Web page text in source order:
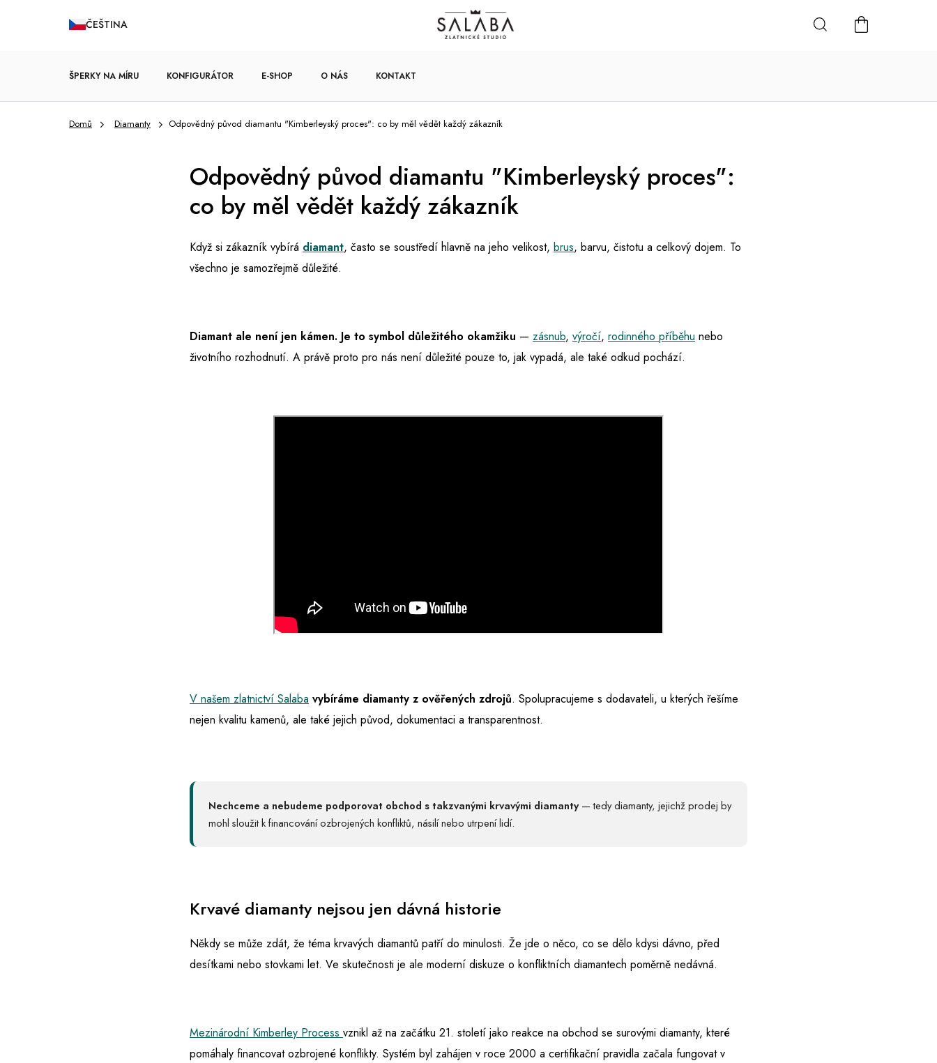
ČEŠTINA
NÁKUPNÍ
ŠPERKY NA MÍRU KONFIGURÁTOR E-SHOP
ZÁSNUBNÍ PRSTENY
O NÁS KONTAKT
Domů Diamanty Odpovědný původ diamantu "Kimberleyský proces": co by měl vědět každý zákazník
Odpovědný původ diamantu "Kimberleyský proces":
co by měl vědět každý zákazník
Když si zákazník vybírá diamant, často se soustředí hlavně na jeho velikost, brus, barvu, čistotu a celkový dojem. To
všechno je samozřejmě důležité.
Diamant ale není jen kámen. Je to symbol důležitého okamžiku — zásnub, výročí, rodinného příběhu nebo
životního rozhodnutí. A právě proto pro nás není důležité pouze to, jak vypadá, ale také odkud pochází.
V našem zlatnictví Salaba vybíráme diamanty z ověřených zdrojů. Spolupracujeme s dodavateli, u kterých řešíme
nejen kvalitu kamenů, ale také jejich původ, dokumentaci a transparentnost.
Nechceme a nebudeme podporovat obchod s takzvanými krvavými diamanty— tedy diamanty, jejichž prodej by
mohl sloužit k financování ozbrojených konfliktů, násilí nebo utrpení lidí.
Krvavé diamanty nejsou jen dávná historie
Někdy se může zdát, že téma krvavých diamantů patří do minulosti. Že jde o něco, co se dělo kdysi dávno, před
desítkami nebo stovkami let. Ve skutečnosti je ale moderní diskuze o konfliktních diamantech poměrně nedávná.
Mezinárodní Kimberley Process vznikl až na začátku 21. století jako reakce na obchod se surovými diamanty, které
pomáhaly financovat ozbrojené konflikty. Systém byl zahájen v roce 2000 a certifikační pravidla začala fungovat v